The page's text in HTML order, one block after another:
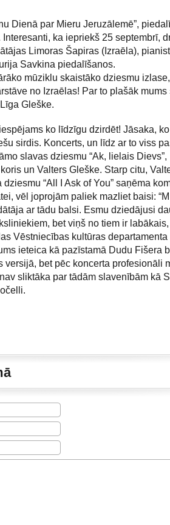
Dienā par Mieru Jeruzālemē”,
Interesanti, ka iepriekš 25 septembrī,
Limoras Šapiras (Izraēla),
Savkina piedalīšanos.
mūziklu skaistāko dziesmu
no Izraēlas! Par to plašāk mums
Gleške.
ko līdzīgu dzirdēt! Jāsaka,
sirdis. Koncerts, un līdz ar to viss
slavas dziesmu “Ak, lielais Dievs”,
un Valters Gleške. Starp citu,
“All I Ask of You” saņēma
vēl joprojām paliek mazliet baisi:
ar tādu balsi. Esmu dziedājusi
bet viņš no tiem ir labākais,
Vēstniecības kultūras
ieteica kā pazīstamā Dudu Fišera
versijā, bet pēc koncerta profesionāli
sliktāka par tādām slavenībām kā